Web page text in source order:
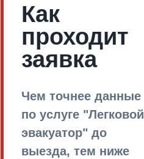
Как
проходит
заявка
Чем точнее данные
по услуге "Легковой
эвакуатор" до
выезда, тем ниже